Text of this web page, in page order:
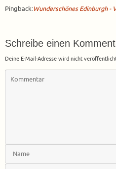
Pingback:Wunderschönes Edinburgh -
Schreibe einen
Deine E-Mail-Adresse wird nicht